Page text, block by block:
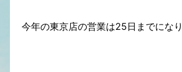
今年の東京店の営業は25日までになり